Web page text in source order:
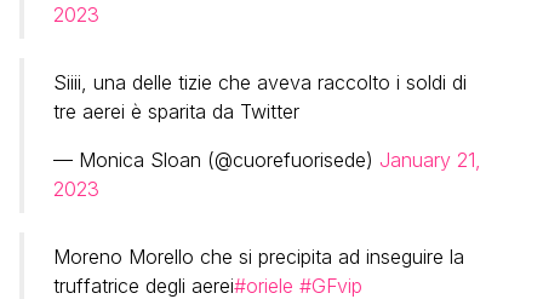
2023
Siiii, una delle tizie che aveva raccolto i soldi di
tre aerei è sparita da Twitter
— Monica Sloan (@cuorefuorisede) January 21,
2023
Moreno Morello che si precipita ad inseguire la
truffatrice degli aerei#oriele #GFvip